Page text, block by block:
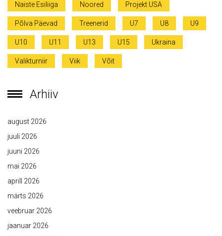
Naiste Esiliiga Noored Projekt USA
Põlva Päevad Treenerid U7 U8 U9
U10 U11 U13 U15 Ukraina
Valikturniir Viik Võit
Arhiiv
august 2026
juuli 2026
juuni 2026
mai 2026
aprill 2026
märts 2026
veebruar 2026
jaanuar 2026